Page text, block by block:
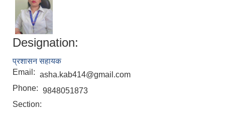
Designation:
प्रशासन सहायक
Email: asha.kab414@gmail.com
Phone: 9848051873
Section: